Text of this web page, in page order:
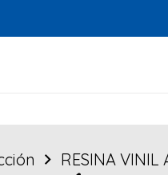
RESINA VINIL